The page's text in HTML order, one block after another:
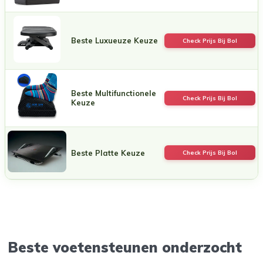
Beste Luxueuze Keuze Check Prijs Bij Bol
Beste Multifunctionele
Keuze
Check Prijs Bij Bol
Beste Platte Keuze Check Prijs Bij Bol
Beste voetensteunen onderzocht